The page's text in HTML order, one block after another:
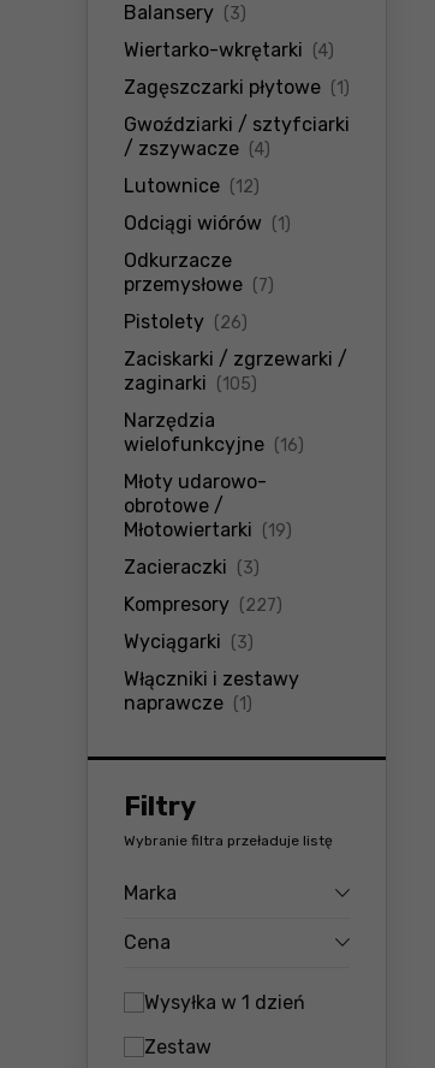
Balansery (3)
Wiertarko-wkrętarki (4)
Zagęszczarki płytowe (1)
Gwoździarki / sztyfciarki
/ zszywacze (4)
Lutownice (12)
Odciągi wiórów (1)
Odkurzacze
przemysłowe (7)
Pistolety (26)
Zaciskarki / zgrzewarki /
zaginarki (105)
Narzędzia
wielofunkcyjne (16)
Młoty udarowo-
obrotowe /
Młotowiertarki (19)
Zacieraczki (3)
Kompresory (227)
Wyciągarki (3)
Włączniki i zestawy
naprawcze (1)
Filtry
Wybranie filtra przeładuje listę
Marka
Cena
Wysyłka w 1 dzień
Zestaw